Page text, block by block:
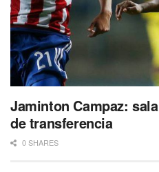
Jaminton Campaz:
de transferencia
0 SHARES